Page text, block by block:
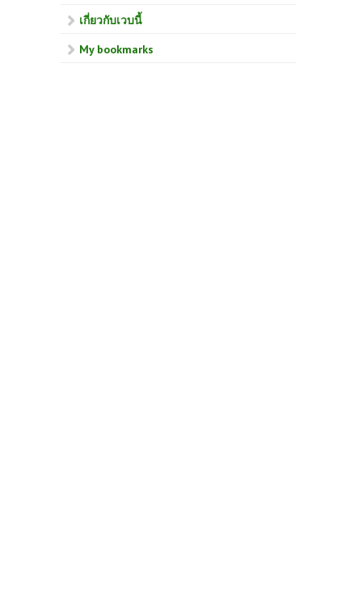
เกี่ยวกับเวบนี้
My bookmarks